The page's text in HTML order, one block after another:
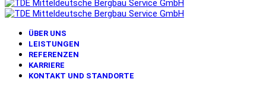
ÜBER UNS
LEISTUNGEN
REFERENZEN
KARRIERE
KONTAKT UND STANDORTE